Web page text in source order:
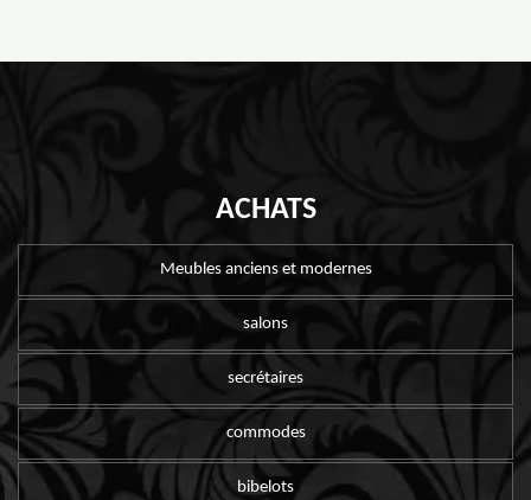
ACHATS
Meubles anciens et modernes
salons
secrétaires
commodes
bibelots